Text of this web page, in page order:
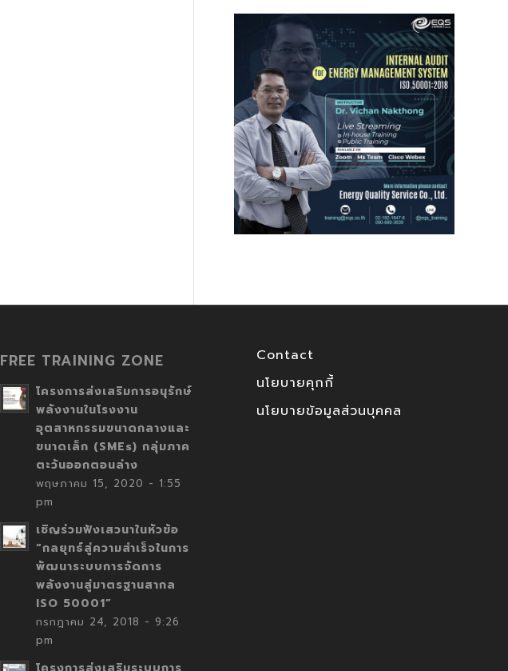
FREE TRAINING ZONE
โครงการส่งเสริมการอนุรักษ์
พลังงานในโรงงาน
อุตสาหกรรมขนาดกลางและ
ขนาดเล็ก (SMEs) กลุ่มภาค
ตะวันออกตอนล่าง
พฤษภาคม 15, 2020 - 1:55
pm
เชิญร่วมฟังเสวนาในหัวข้อ
“กลยุทธ์สู่ความสำเร็จในการ
พัฒนาระบบการจัดการ
พลังงานสู่มาตรฐานสากล
ISO 50001”
กรกฎาคม 24, 2018 - 9:26
pm
Contact
นโยบายคุกกี้
นโยบายข้อมูลส่วนบุคคล